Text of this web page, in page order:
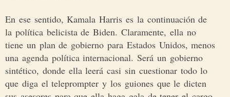
En ese sentido, Kamala Harris es la continuación de
la política belicista de Biden. Claramente, ella no
tiene un plan de gobierno para Estados Unidos, menos
una agenda política internacional. Será un gobierno
sintético, donde ella leerá casi sin cuestionar todo lo
que diga el teleprompter y los guiones que le dicten